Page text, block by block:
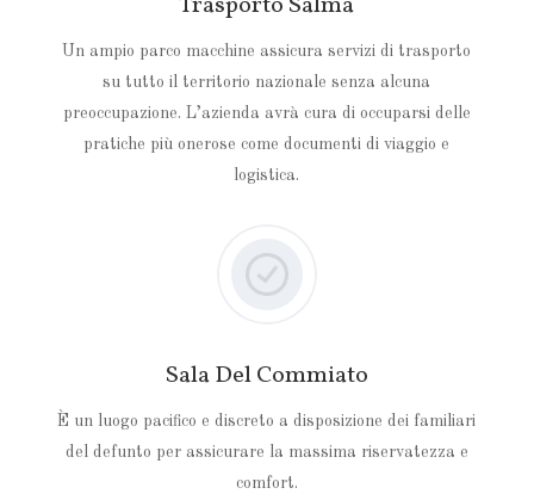
Un ampio parco macchine assicura servizi di trasporto
su tutto il territorio nazionale senza alcuna
preoccupazione. L’azienda avrà cura di occuparsi delle
pratiche più onerose come documenti di viaggio e
logistica.
Sala Del Commiato
È un luogo pacifico e discreto a disposizione dei familiari
del defunto per assicurare la massima riservatezza e
comfort.